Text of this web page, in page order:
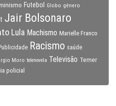
Futebol Globo gênero
Jair Bolsonaro
Lula Machismo Marielle Franco
Publicidade Racismo saúde
Moro telenovela Televisão Temer
policial